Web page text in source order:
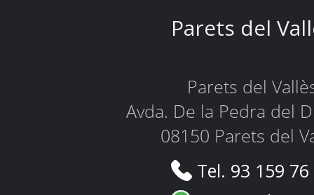
Parets del
Parets del
Avda. De la Pedra del
08150 Parets del
Tel. 93 159